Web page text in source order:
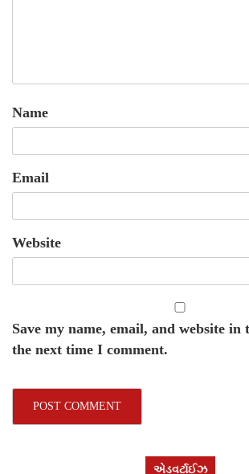
Name
Email
Website
Save my name, email, and website
the next time I comment.
એડવર્ટાઈઝ